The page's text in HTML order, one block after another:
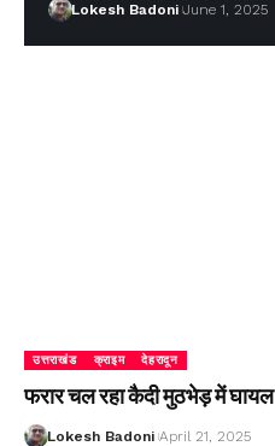
Lokesh Badoni June 1, 2025
उत्तराखंड क्राइम देहरादून
फरार चल रहा कैदी मुठभेड़ में घायल
Lokesh Badoni April 21, 2025